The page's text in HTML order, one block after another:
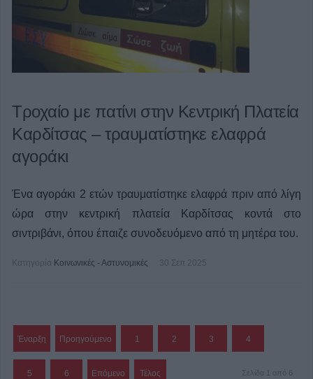
Τροχαίο με πατίνι στην Κεντρική Πλατεία
Καρδίτσας – τραυματίστηκε ελαφρά
αγοράκι
Ένα αγοράκι 2 ετών τραυματίστηκε ελαφρά πριν από λίγη
ώρα στην κεντρική πλατεία Καρδίτσας κοντά στο
σιντριβάνι, όπου έπαιζε συνοδευόμενο από τη μητέρα του.
Κατηγορία Κοινωνικές - Αστυνομικές 30 Σεπ 2025
Έναρξη Προηγούμενο 1 2 3 4
5 6 Επόμενο Τέλος Σελίδα 1 από 6